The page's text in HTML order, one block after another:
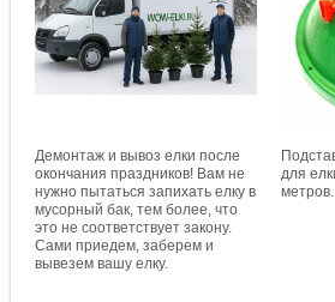
Демонтаж и вывоз елки после
окончания праздников! Вам не
нужно пытаться запихать елку в
мусорный бак, тем более, что
это не соответствует закону.
Сами приедем, заберем и
вывезем вашу елку.
для
метров.